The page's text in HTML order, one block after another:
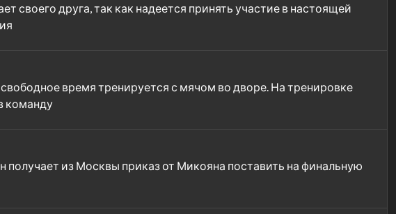
своего друга, так как надеется принять участие в настоящей
время тренируется с мячом во дворе. На тренировке
команду
из Москвы приказ от Микояна поставить на финальную